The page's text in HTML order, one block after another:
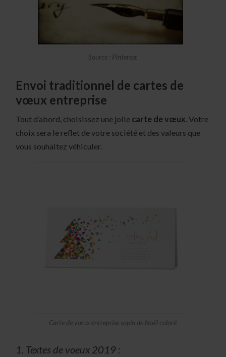
Source : Pinterest
Envoi traditionnel de cartes de
vœux entreprise
Tout d’abord, choisissez une jolie carte de vœux. Votre
choix sera le reflet de votre société et des valeurs que
vous souhaitez véhiculer.
Carte de vœux entreprise sapin de Noël coloré
1. Textes de voeux 2019 :